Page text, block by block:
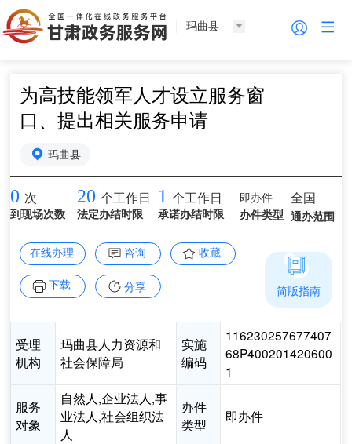
玛曲县
为高技能领军人才设立服务窗
口、提出相关服务申请
玛曲县
0 次
到现场次数
20 个工作日
法定办结时限
1 个工作日
承诺办结时限
即办件
办件类型
全国
通办范围
在线办理 咨询 收藏
下载 分享
受理
机构
玛曲县人力资源和
社会保障局
实施
编码
116230257677407
68P400201420600
1
服务
对象
自然人,企业法人,事
业法人,社会组织法
人
办件
类型
即办件
简版指南